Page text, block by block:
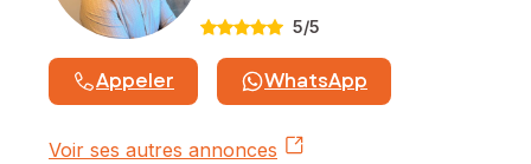
5/5
Appeler WhatsApp
Voir ses autres annonces